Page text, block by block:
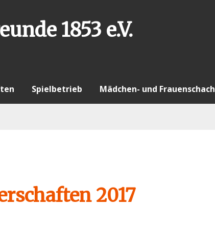
1853 e.V.
Spielbetrieb Mädchen- und Frauenschach
2017